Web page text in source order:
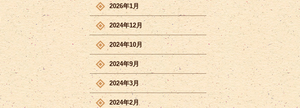
2026年1月
2024年12月
2024年10月
2024年9月
2024年3月
2024年2月